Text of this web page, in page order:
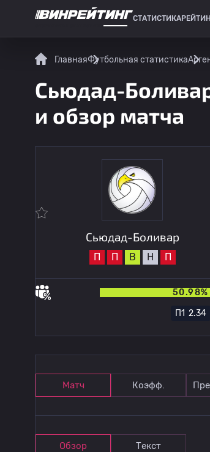
СТАТИСТИКА
ГлавнаяФутбольная статистика
Сьюдад-
и обзор матча
Сьюдад-Боливар
П П В Н П
50.98%
П12.34
Матч Коэфф.
Обзор Текст